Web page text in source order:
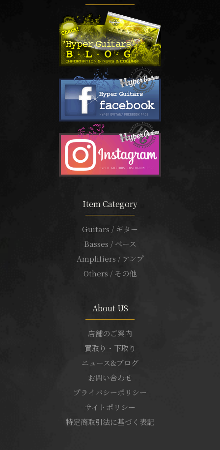
Item Category
Guitars / ギター
Basses / ベース
Amplifiers / アンプ
Others / その他
About US
店舗のご案内
買取り・下取り
ニュース&ブログ
お問い合わせ
プライバシーポリシー
サイトポリシー
特定商取引法に基づく表記